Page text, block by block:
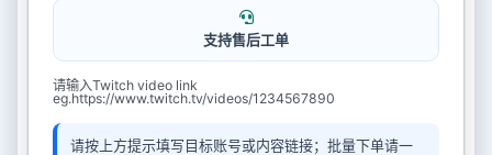
支持售后工单
请输入Twitch video link
eg.https://www.twitch.tv/videos/1234567890
请按上方提示填写目标账号或内容链接；批量下单请一